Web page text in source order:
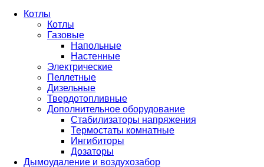
Котлы
Котлы
Газовые
Напольные
Настенные
Электрические
Пеллетные
Дизельные
Твердотопливные
Дополнительное оборудование
Стабилизаторы напряжения
Термостаты комнатные
Ингибиторы
Дозаторы
Дымоудаление и воздухозабор